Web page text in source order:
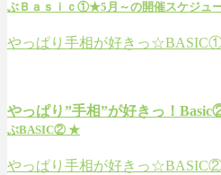
ぶＢａｓｉｃ①★5月～の開催スケジュ
やっぱり手相が好きっ
やっぱり”手相”が好きっ！
ぶBASIC② ★
やっぱり手相が好きっ